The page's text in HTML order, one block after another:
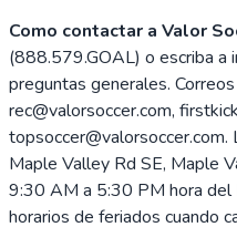
Como contactar a Valor
(888.579.GOAL) o escriba a
preguntas generales.
rec@valorsoccer.com,
Maple Valley Rd SE, Maple
9:30 AM a 5:30 PM hora del
horarios de feriados cuando